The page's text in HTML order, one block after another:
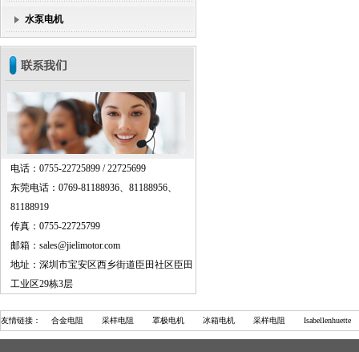
水泵电机
电话：0755-22725899 / 22725699
东莞电话：0769-81188936、81188956、
81188919
传真：0755-22725799
邮箱：sales@jielimotor.com
地址：深圳市宝安区西乡街道臣田社区臣田
工业区29栋3层
友情链接： 合金电阻 采样电阻 罩极电机 冰箱电机 采样电阻 Isabellenhuette